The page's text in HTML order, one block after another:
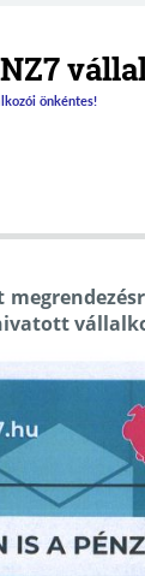
önkéntes!